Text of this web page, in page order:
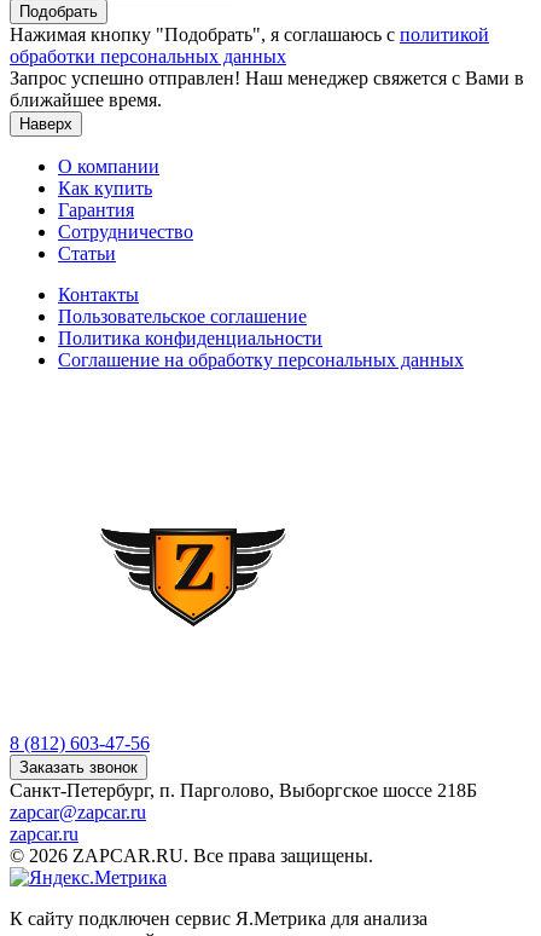
Подобрать
Нажимая кнопку "Подобрать", я соглашаюсь с политикой
обработки персональных данных
Запрос успешно отправлен! Наш менеджер свяжется с Вами в
ближайшее время.
Наверх
О компании
Как купить
Гарантия
Сотрудничество
Статьи
Контакты
Пользовательское соглашение
Политика конфиденциальности
Соглашение на обработку персональных данных
8 (812) 603-47-56
Заказать звонок
Санкт-Петербург, п. Парголово, Выборгское шоссе 218Б
zapcar@zapcar.ru
zapcar.ru
© 2026 ZAPCAR.RU. Все права защищены.
К сайту подключен сервис Я.Метрика для анализа